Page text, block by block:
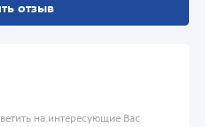
отзыв
на интересующие Вас